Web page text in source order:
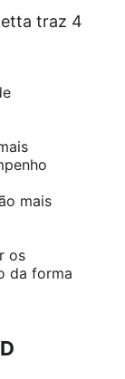
traz 4
mais
os
da forma